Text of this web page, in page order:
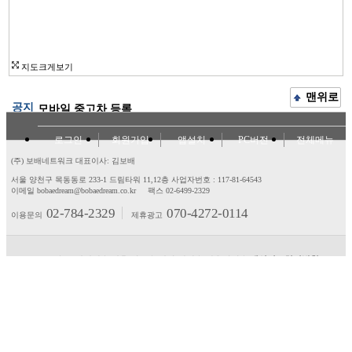
지도크게보기
공지 모바일 중고차 등록
맨위로
로그인 회원가입 앱설치 PC버전 전체메뉴
(주) 보배네트워크 대표이사: 김보배
서울 양천구 목동동로 233-1 드림타워 11,12층 사업자번호 : 117-81-64543
이메일 bobaedream@bobaedream.co.kr
팩스 02-6499-2329
이용문의 02-784-2329 제휴광고 070-4272-0114